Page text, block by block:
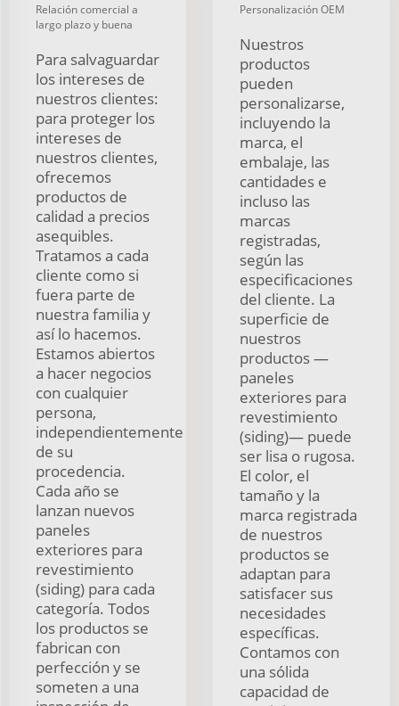
Relación comercial a
largo plazo y buena
Para salvaguardar
los intereses de
nuestros clientes:
para proteger los
intereses de
nuestros clientes,
ofrecemos
productos de
calidad a precios
asequibles.
Tratamos a cada
cliente como si
fuera parte de
nuestra familia y
así lo hacemos.
Estamos abiertos
a hacer negocios
con cualquier
persona,
independientemente
de su
procedencia.
Cada año se
lanzan nuevos
paneles
exteriores para
revestimiento
(siding) para cada
categoría. Todos
los productos se
fabrican con
perfección y se
someten a una
Personalización OEM
Nuestros
productos
pueden
personalizarse,
incluyendo la
marca, el
embalaje, las
cantidades e
incluso las
marcas
registradas,
según las
especificaciones
del cliente. La
superficie de
nuestros
productos —
paneles
exteriores para
revestimiento
(siding)— puede
ser lisa o rugosa.
El color, el
tamaño y la
marca registrada
de nuestros
productos se
adaptan para
satisfacer sus
necesidades
específicas.
Contamos con
una sólida
capacidad de